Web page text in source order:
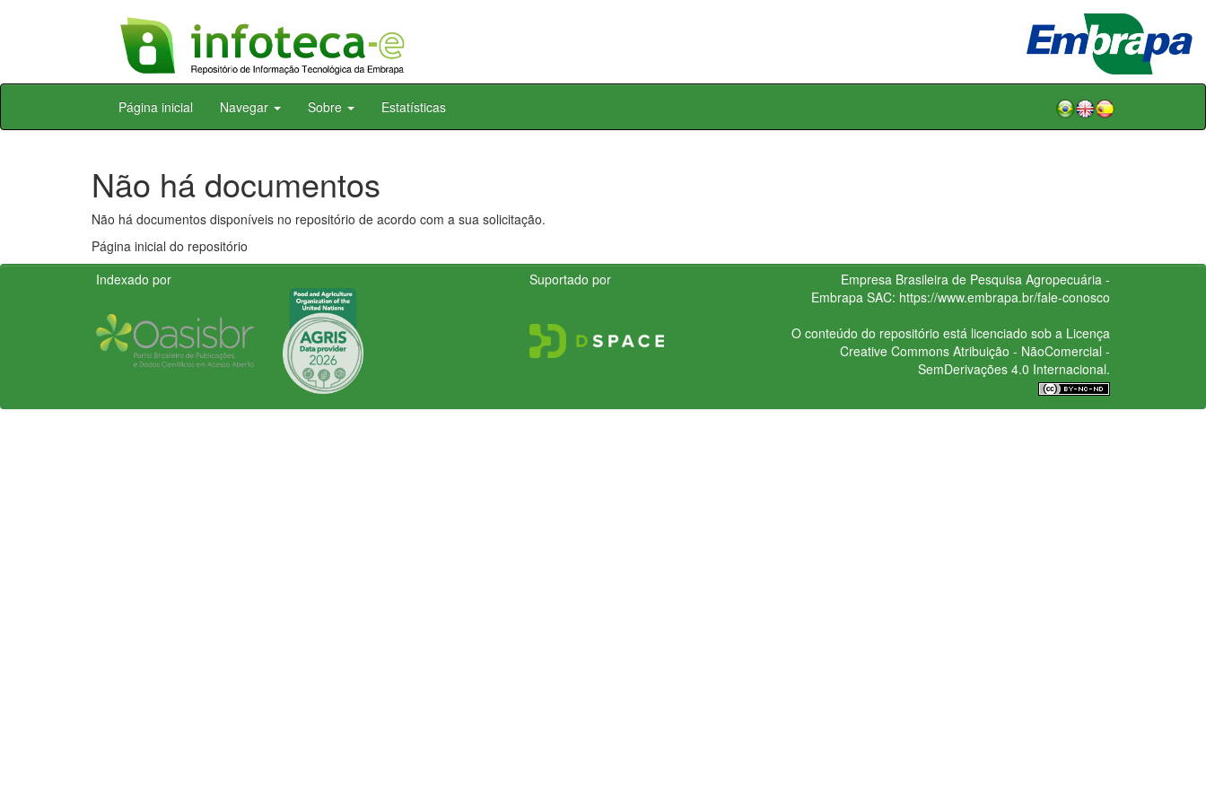
Skip
Página inicial Navegar Sobre Estatísticas
Não há documentos
Não há documentos disponíveis no repositório de acordo com a sua solicitação.
Página inicial do repositório
Indexado por
Suportado por
Empresa Brasileira de Pesquisa Agropecuária -
Embrapa SAC: https://www.embrapa.br/fale-conosco
O conteúdo do repositório está licenciado sob a Licença
Creative CommonsAtribuição - NãoComercial -
SemDerivações 4.0 Internacional.